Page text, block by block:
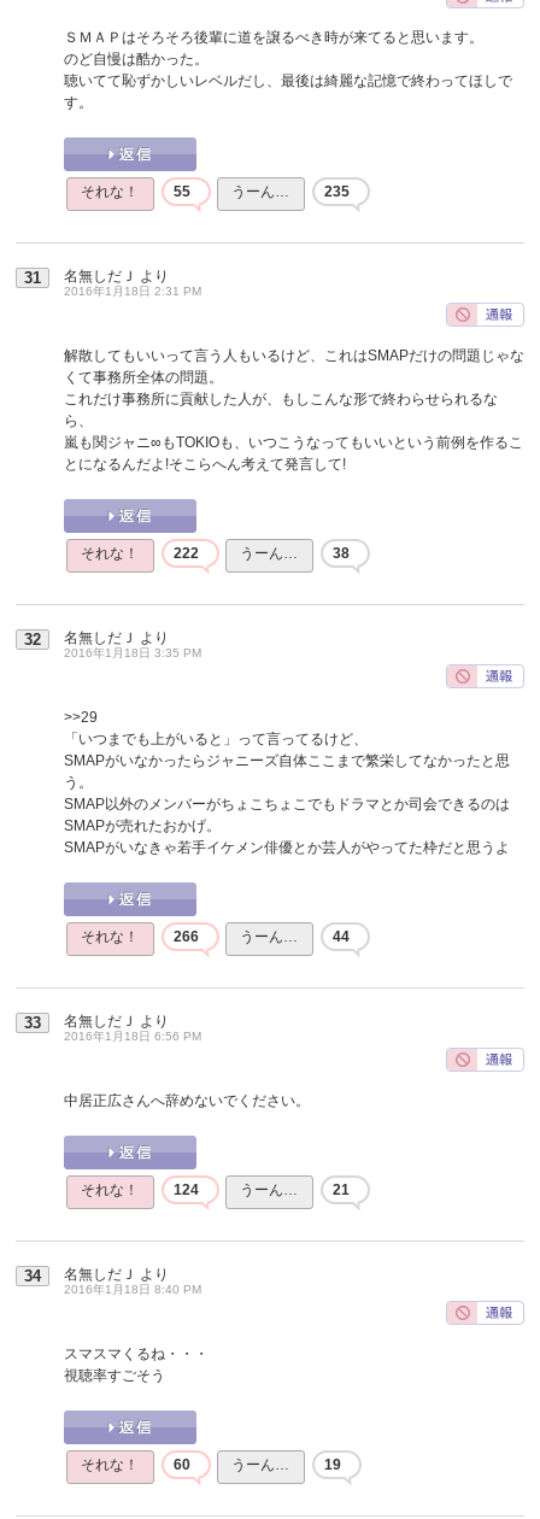
ＳＭＡＰはそろそろ後輩に道を譲るべき時が来てると思います。
のど自慢は酷かった。
聴いてて恥ずかしいレベルだし、最後は綺麗な記憶で終わってほしで
す。
それな！ 55 うーん… 235
31 名無しだＪ より
2016年1月18日 2:31 PM
解散してもいいって言う人もいるけど、これはSMAPだけの問題じゃな
くて事務所全体の問題。
これだけ事務所に貢献した人が、もしこんな形で終わらせられるな
ら、
嵐も関ジャニ∞もTOKIOも、いつこうなってもいいという前例を作るこ
とになるんだよ!そこらへん考えて発言して!
それな！ 222 うーん… 38
32 名無しだＪ より
2016年1月18日 3:35 PM
>>29
「いつまでも上がいると」って言ってるけど、
SMAPがいなかったらジャニーズ自体ここまで繁栄してなかったと思
う。
SMAP以外のメンバーがちょこちょこでもドラマとか司会できるのは
SMAPが売れたおかげ。
SMAPがいなきゃ若手イケメン俳優とか芸人がやってた枠だと思うよ
それな！ 266 うーん… 44
33 名無しだＪ より
2016年1月18日 6:56 PM
中居正広さんへ辞めないでください。
それな！ 124 うーん… 21
34 名無しだＪ より
2016年1月18日 8:40 PM
スマスマくるね・・・
視聴率すごそう
それな！ 60 うーん… 19